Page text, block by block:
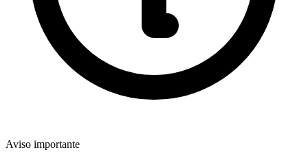
Aviso importante